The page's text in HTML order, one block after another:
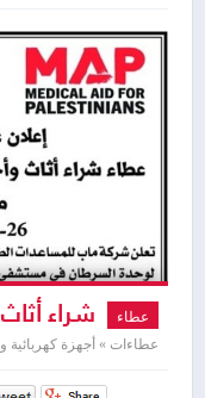
عطاء شراء
السرطان في
عطاءات » أجهزة كهربائية